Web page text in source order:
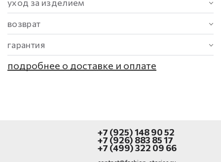
уход за изделием
возврат
гарантия
подробнее о доставке и оплате
+7 (925) 148 90 52
+7 (926) 883 85 17
+7 (499) 322 09 66